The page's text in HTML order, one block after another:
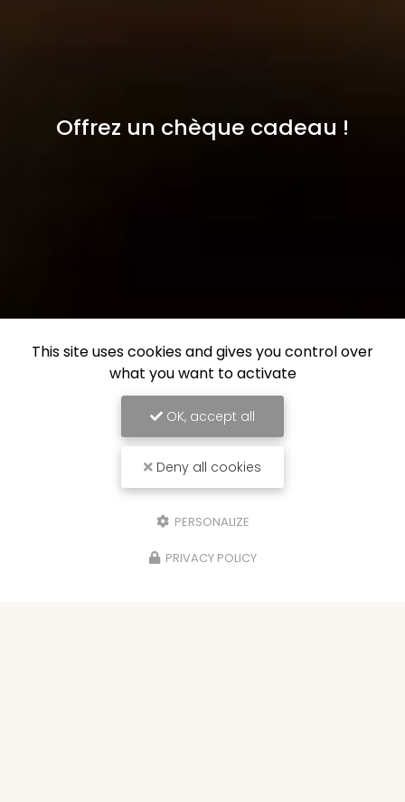
Offrez un chèque cadeau !
This site uses cookies and gives you control over
what you want to activate
OK, accept all
Deny all cookies
PERSONALIZE
PRIVACY POLICY